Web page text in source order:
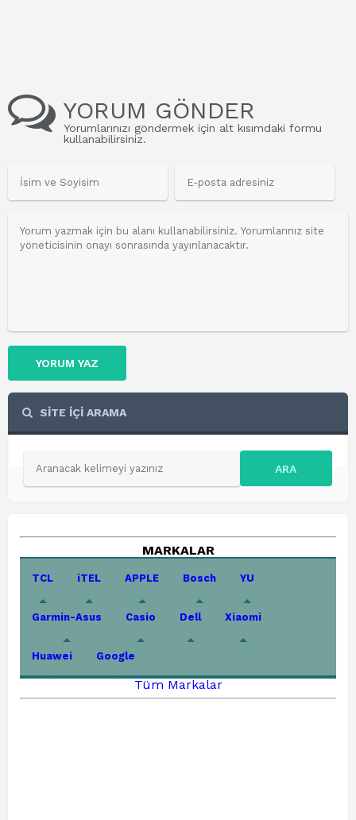
YORUM GÖNDER
Yorumlarınızı göndermek için alt kısımdaki formu
kullanabilirsiniz.
YORUM YAZ
SİTE İÇİ ARAMA
ARA
MARKALAR
TCL iTEL APPLE Bosch YU
Garmin-Asus Casio Dell Xiaomi
Huawei Google
Tüm Markalar